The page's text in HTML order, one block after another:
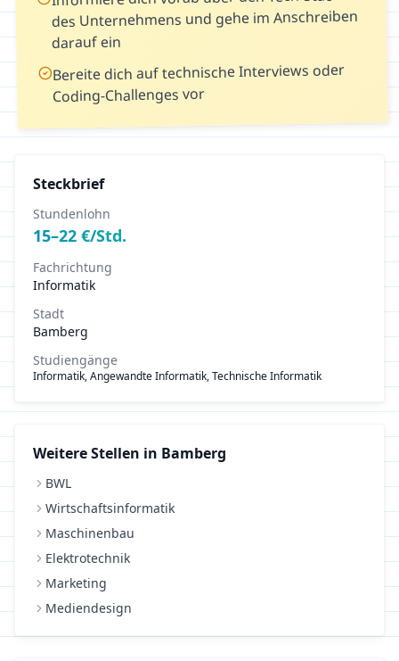
des Unternehmens und gehe im Anschreiben
darauf ein
Bereite dich auf technische Interviews oder
Coding-Challenges vor
Steckbrief
Stundenlohn
15–22 €/Std.
Fachrichtung
Informatik
Stadt
Bamberg
Studiengänge
Informatik, Angewandte Informatik, Technische Informatik
Weitere Stellen in Bamberg
BWL
Wirtschaftsinformatik
Maschinenbau
Elektrotechnik
Marketing
Mediendesign